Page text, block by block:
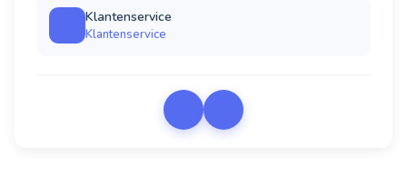
Klantenservice
Klantenservice